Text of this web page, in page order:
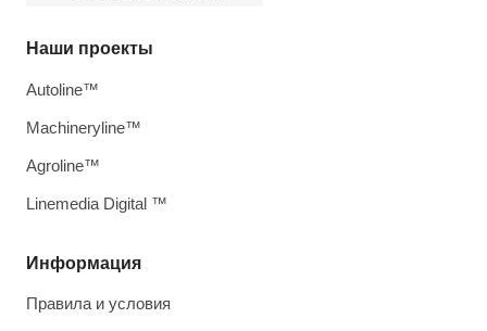
Информация
Правила и условия
Наши проекты
Autoline™
Machineryline™
Agroline™
Linemedia Digital ™